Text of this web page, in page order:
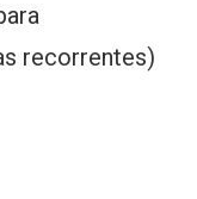
recorrentes)